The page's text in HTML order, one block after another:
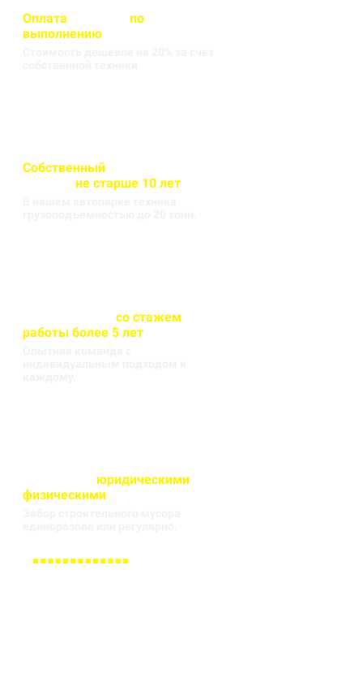
Оплата
по
выполнению
Собственный
не старше 10 лет
со стажем
работы более 5 лет
юридическими
физическими